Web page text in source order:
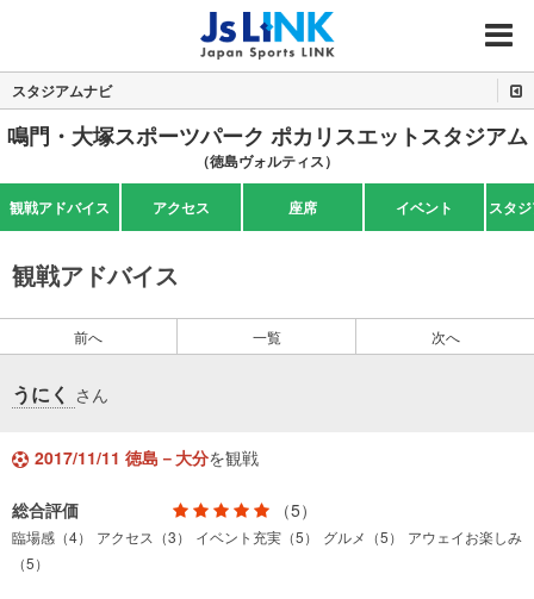
MENU
スタジアムナビ
鳴門・大塚スポーツパーク ポカリスエットスタジアム
（徳島ヴォルティス）
観戦アドバイス アクセス 座席 イベント スタ
観戦アドバイス
前へ 一覧 次へ
うにく さん
2017/11/11 徳島－大分を観戦
総合評価 （5）
臨場感（4） アクセス（3） イベント充実（5） グルメ（5）
アウェイお楽しみ
（5）